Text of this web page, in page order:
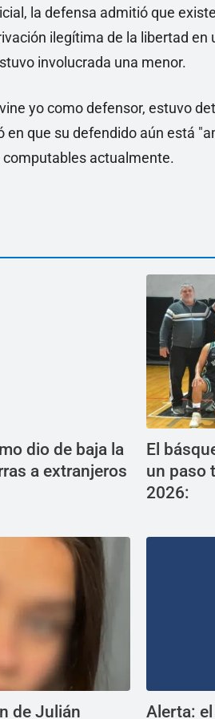
la defensa admitió que
ilegítima de la libertad
involucrada una menor.
yo como defensor, estuvo
que su defendido aún está
actualmente.
dio de baja la
a extranjeros
El
un paso
2026:
de Julián Alerta: